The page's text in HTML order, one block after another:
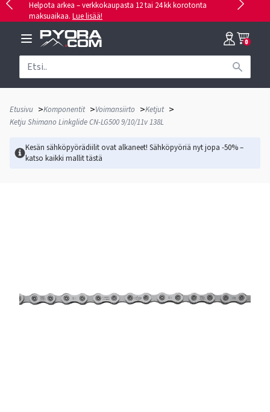
Helpota arkea – verkkokaupasta 12 tai 24 kk korotonta
maksuaikaa. Lue lisää!
0
Etusivu >Komponentit >Voimansiirto >Ketjut >
Ketju Shimano Linkglide CN-LG500 9/10/11v 138L
Kesän sähköpyörädiilit ovat alkaneet! Sähköpyöriä nyt jopa -50% –
katso kaikki mallittästä